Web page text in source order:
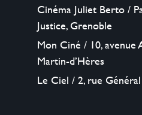
Cinéma Juliet Berto /
Justice, Grenoble
Mon Ciné / 10, avenue
Martin-d’Hères
Le Ciel / 2, rue